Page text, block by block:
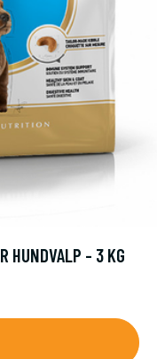
HUNDVALP - 3 KG